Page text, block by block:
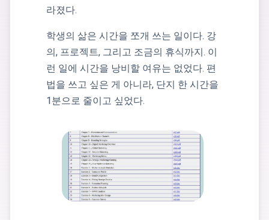
라졌다.
학생의 삶은 시간을 쪼개 쓰는 일이다. 강
의, 프로젝트, 그리고 조금의 휴식까지. 이
런 일에 시간을 낭비할 여유는 없었다. 편
법을 쓰고 싶은 게 아니라, 단지 한 시간을
1분으로 줄이고 싶었다.